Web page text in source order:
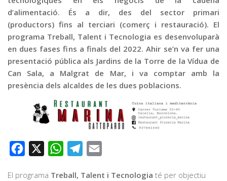
d’alimentació. És a dir, des del sector primari
(productors) fins al terciari (comerç i restauració). El
programa Treball, Talent i Tecnologia es desenvoluparà
en dues fases fins a finals del 2022. Ahir se’n va fer una
presentació pública als Jardins de la Torre de la Vídua de
Can Sala, a Malgrat de Mar, i va comptar amb la
presència dels alcaldes de les dues poblacions.
Facebook WhatsAppTelegram
El programa Treball, Talent i Tecnologia té per objectiu